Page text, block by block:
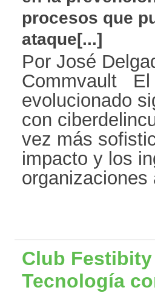
procesos que
ataque[...]
Por José
Commvault El
evolucionado
con
vez más
impacto y los
organizaciones
Club
Tecnología